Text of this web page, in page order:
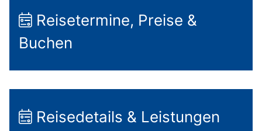
Reisetermine, Preise &
Buchen
Reisedetails & Leistungen